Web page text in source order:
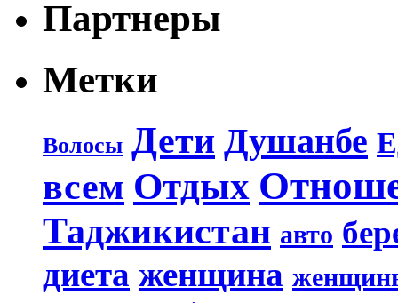
Партнеры
Метки
Волосы Дети Душанбе
всем Отдых
Таджикистан авто
диета женщина